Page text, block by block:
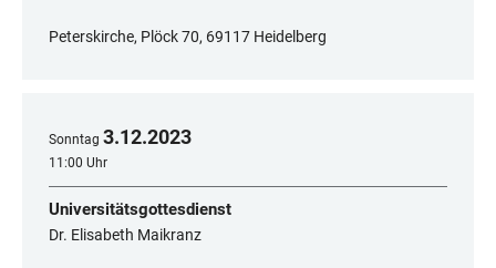
Peterskirche, Plöck 70, 69117 Heidelberg
Sonntag 3.12.2023
11:00 Uhr
Universitätsgottesdienst
Dr. Elisabeth Maikranz